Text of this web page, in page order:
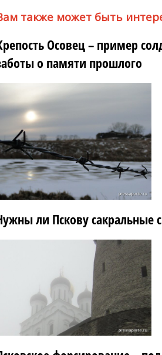
также может быть
Осовец – пример
о памяти прошлого
ли Пскову